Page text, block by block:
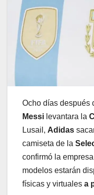
Ocho días después
Messi levantara la
Lusail, Adidas
camiseta de la
confirmó la
modelos estarán
físicas y virtuales a